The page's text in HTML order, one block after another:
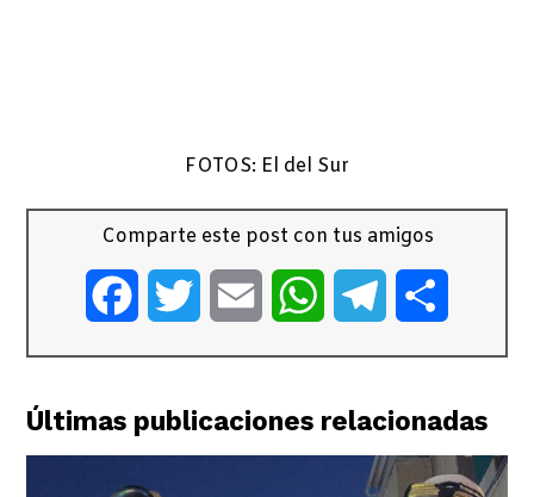
FOTOS: El del Sur
Comparte este post con tus amigos
FacebookTwitter Email WhatsAppTelegram
Últimas publicaciones relacionadas